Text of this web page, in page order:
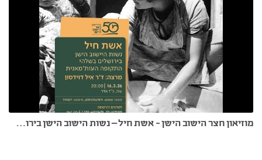
מוזיאון חצר הישוב הישן - אשת חיל – נשות הישוב הישן בירושלים בשלהי התקופה העותמנית 16.3.26